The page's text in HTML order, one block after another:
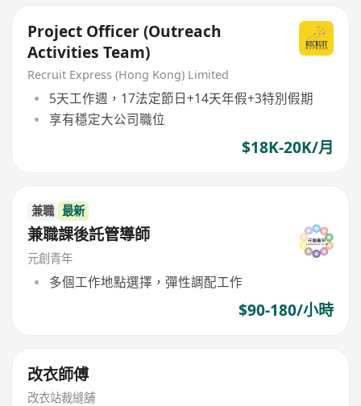
Project Officer (Outreach
Activities Team)
Recruit Express (Hong Kong) Limited
5天工作週，17法定節日+14天年假+3特別假期
享有穩定大公司職位
$18K-20K/月
兼職 最新
兼職課後託管導師
元創青年
多個工作地點選擇，彈性調配工作
$90-180/小時
改衣師傅
改衣站裁縫舖